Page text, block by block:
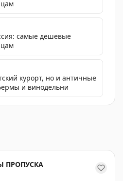
самые дешевые
курорт, но и античные
и винодельни
ПРОПУСКА